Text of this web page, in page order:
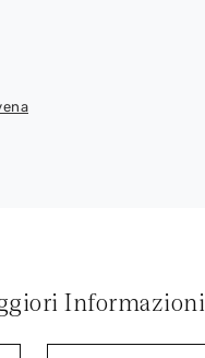
Informazioni